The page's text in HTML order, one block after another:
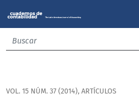
VOL. 15 NÚM. 37 (2014), ARTÍCULOS